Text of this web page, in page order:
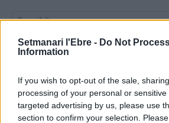
Setmanari l'Ebre - Do Not
Information
If you wish to opt-out of the sale,
processing of your personal or
targeted advertising by us, please use
section to confirm your selection.
Deseu el meu nom, el correu
aquest navegador per a la propera